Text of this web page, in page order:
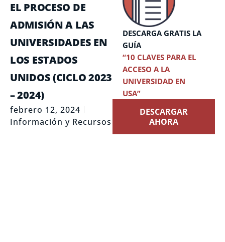
EL PROCESO DE
ADMISIÓN A LAS
UNIVERSIDADES EN
LOS ESTADOS
UNIDOS (CICLO 2023
– 2024)
febrero 12, 2024
Información y Recursos
DESCARGA GRATIS LA
GUÍA
“10 CLAVES PARA EL
ACCESO A LA
UNIVERSIDAD EN
USA”
DESCARGAR
AHORA